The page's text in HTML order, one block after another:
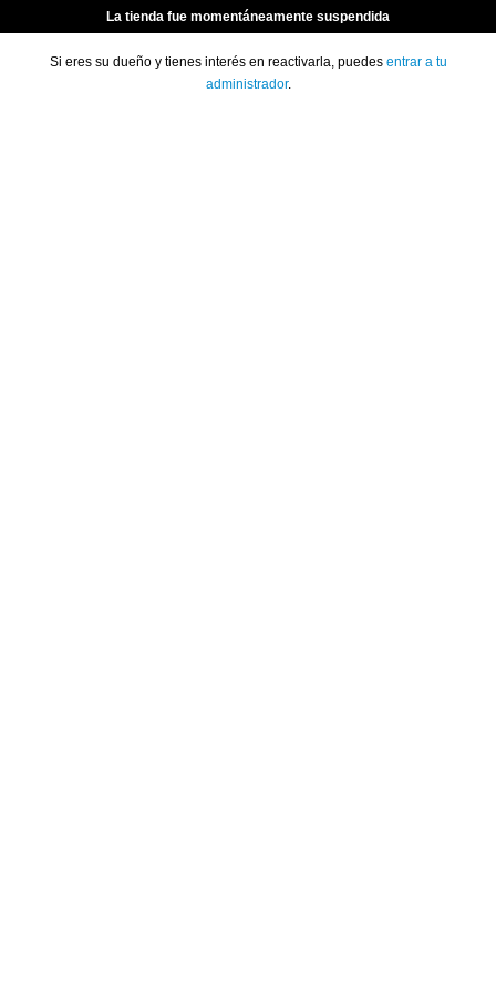
La tienda fue momentáneamente suspendida
Si eres su dueño y tienes interés en reactivarla, puedes entrar a tu
administrador.